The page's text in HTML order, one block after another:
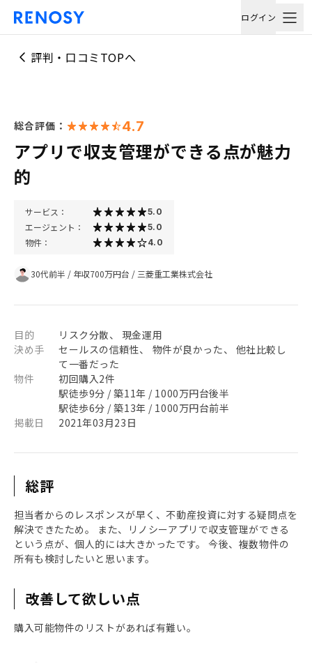
ログイン
評判・口コミTOPへ
総合評価： 4.7
アプリで収支管理ができる点が魅力
的
サービス： 5.0
エージェント： 5.0
物件： 4.0
30代前半 / 年収700万円台 / 三菱重工業株式会社
目的
リスク分散、 現金運用
決め手
セールスの信頼性、 物件が良かった、 他社比較し
て一番だった
物件
初回購入2件
駅徒歩9分 / 築11年 / 1000万円台後半
駅徒歩6分 / 築13年 / 1000万円台前半
掲載日
2021年03月23日
総評
担当者からのレスポンスが早く、不動産投資に対する疑問点を
解決できたため。 また、リノシーアプリで収支管理ができる
という点が、個人的には大きかったです。 今後、複数物件の
所有も検討したいと思います。
改善して欲しい点
購入可能物件のリストがあれば有難い。